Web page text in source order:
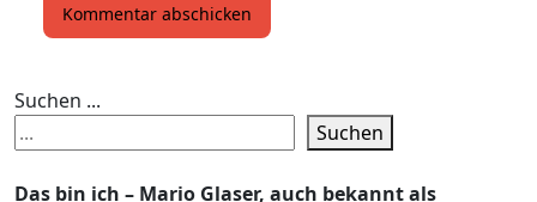
Suchen ...
Suchen
Das bin ich – Mario Glaser, auch bekannt als